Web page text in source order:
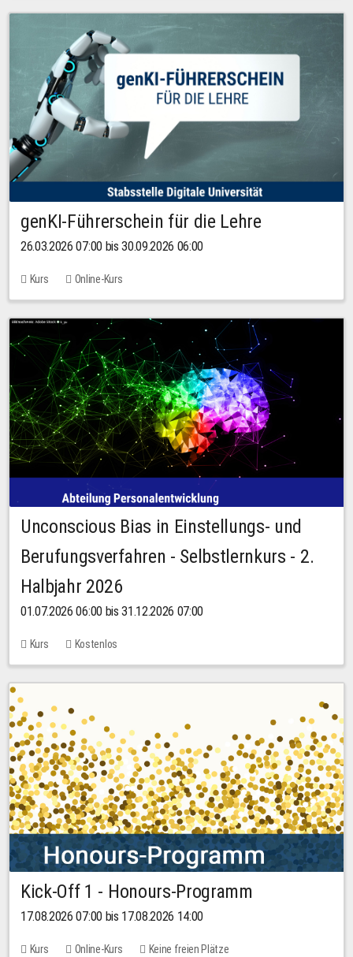
genKI-Führerschein für die Lehre
26.03.2026 07:00 bis 30.09.2026 06:00
Kurs Online-Kurs
Unconscious Bias in Einstellungs- und
Berufungsverfahren - Selbstlernkurs - 2.
Halbjahr 2026
01.07.2026 06:00 bis 31.12.2026 07:00
Kurs Kostenlos
Kick-Off 1 - Honours-Programm
17.08.2026 07:00 bis 17.08.2026 14:00
Kurs Online-Kurs Keine freien Plätze